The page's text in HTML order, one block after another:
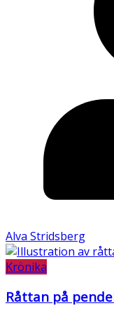
Alva Stridsberg
Krönika
Råttan på